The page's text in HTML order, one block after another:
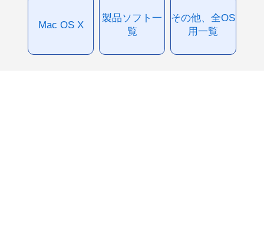
Mac OS X
製品ソフト一
覧
その他、全OS
用一覧